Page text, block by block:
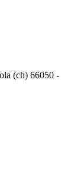
(ch) 66050 -